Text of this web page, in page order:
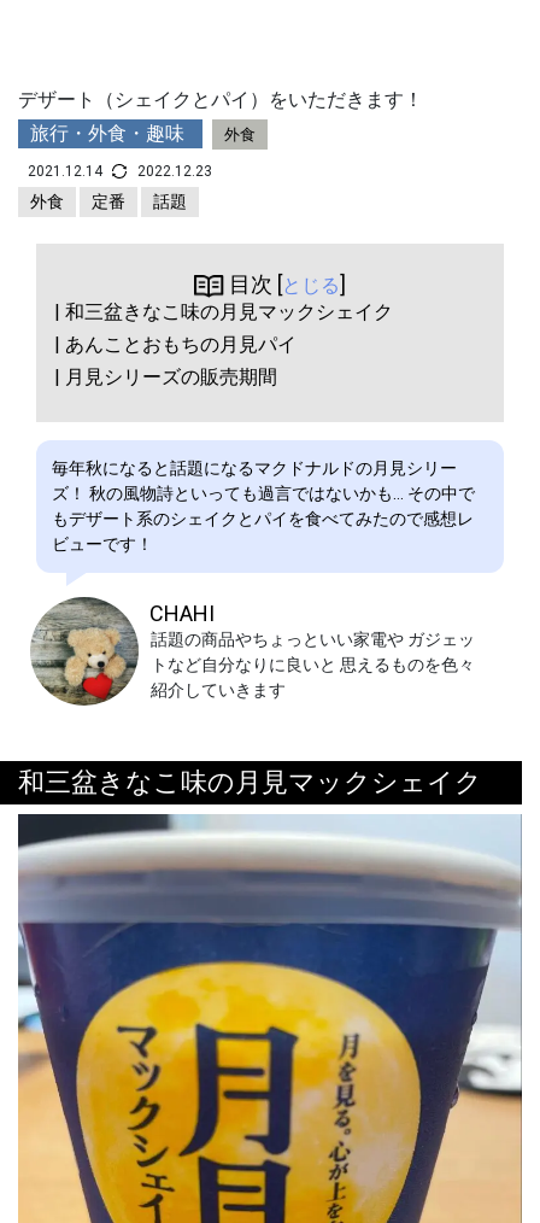
デザート（シェイクとパイ）をいただきます！
旅行・外食・趣味
外食
2021.12.14 2022.12.23
外食 定番 話題
目次 [とじる]
| 和三盆きなこ味の月見マックシェイク
| あんことおもちの月見パイ
| 月見シリーズの販売期間
毎年秋になると話題になるマクドナルドの月見シリー
ズ！ 秋の風物詩といっても過言ではないかも… その中で
もデザート系のシェイクとパイを食べてみたので感想レ
ビューです！
CHAHI
話題の商品やちょっといい家電や ガジェッ
トなど自分なりに良いと 思えるものを色々
紹介していきます
和三盆きなこ味の月見マックシェイク